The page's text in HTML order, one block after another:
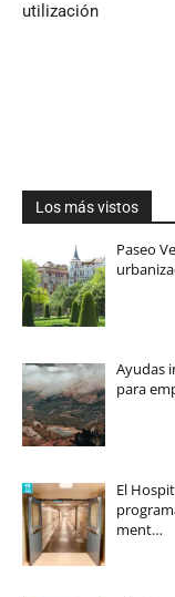
utilización
Los más vistos
Paseo
Ayudas
para
El
ment…